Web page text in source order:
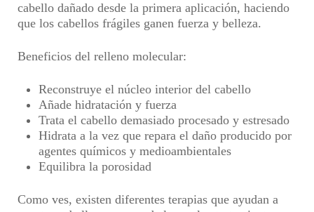
cabello dañado desde la primera aplicación, haciendo
que los cabellos frágiles ganen fuerza y belleza.
Beneficios del relleno molecular:
Reconstruye el núcleo interior del cabello
Añade hidratación y fuerza
Trata el cabello demasiado procesado y estresado
Hidrata a la vez que repara el daño producido por
agentes químicos y medioambientales
Equilibra la porosidad
Como ves, existen diferentes terapias que ayudan a